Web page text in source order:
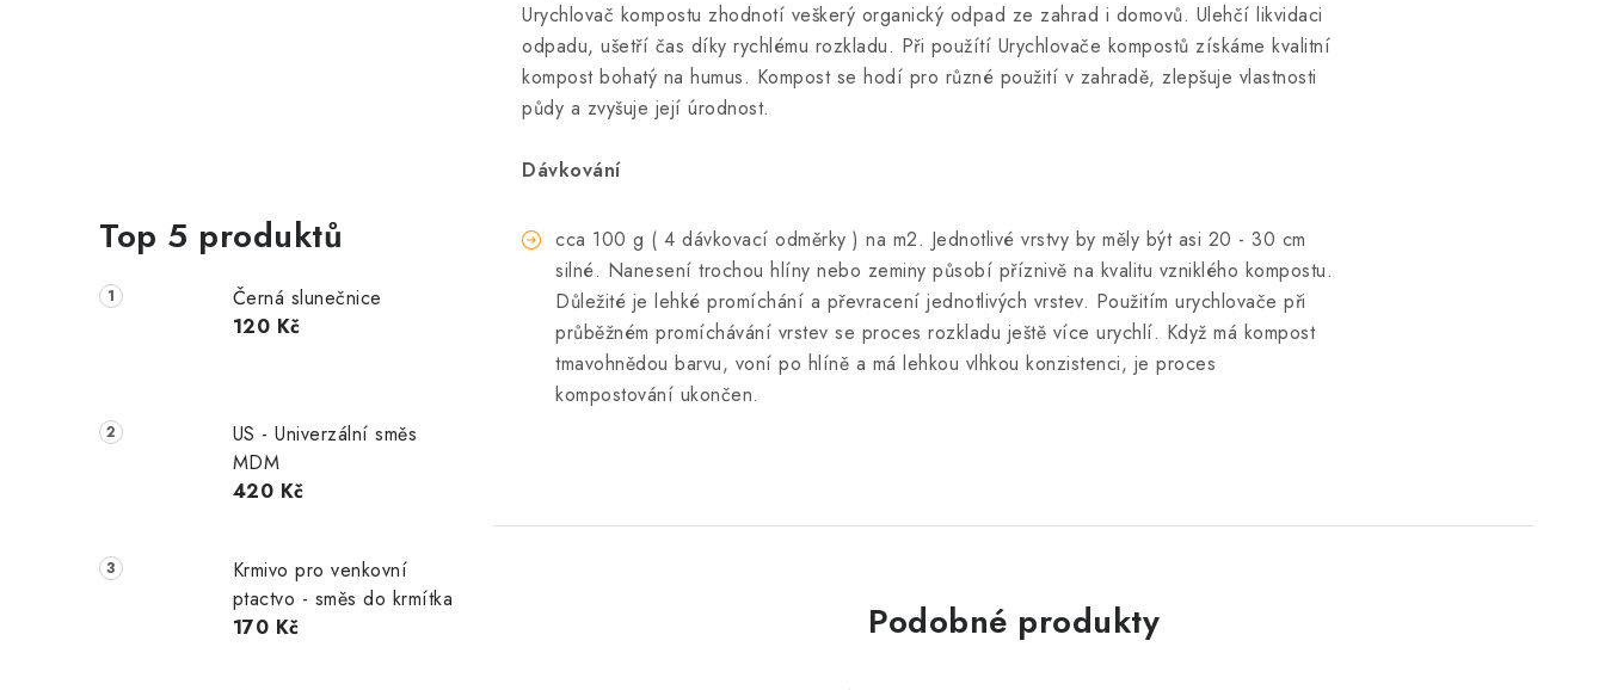
Top 5 produktů
Černá slunečnice
120 Kč
US - Univerzální směs
MDM
420 Kč
Krmivo pro venkovní
ptactvo - směs do krmítka
170 Kč
Urychlovač kompostu zhodnotí veškerý organický odpad ze zahrad i domovů. Ulehčí likvidaci
odpadu, ušetří čas díky rychlému rozkladu. Při použítí Urychlovače kompostů získáme kvalitní
kompost bohatý na humus. Kompost se hodí pro různé použití v zahradě, zlepšuje vlastnosti
půdy a zvyšuje její úrodnost.
Dávkování
cca 100 g ( 4 dávkovací odměrky ) na m2. Jednotlivé vrstvy by měly být asi 20 - 30 cm
silné. Nanesení trochou hlíny nebo zeminy působí příznivě na kvalitu vzniklého kompostu.
Důležité je lehké promíchání a převracení jednotlivých vrstev. Použitím urychlovače při
průběžném promíchávání vrstev se proces rozkladu ještě více urychlí. Když má kompost
tmavohnědou barvu, voní po hlíně a má lehkou vlhkou konzistenci, je proces
kompostování ukončen.
Podobné produkty